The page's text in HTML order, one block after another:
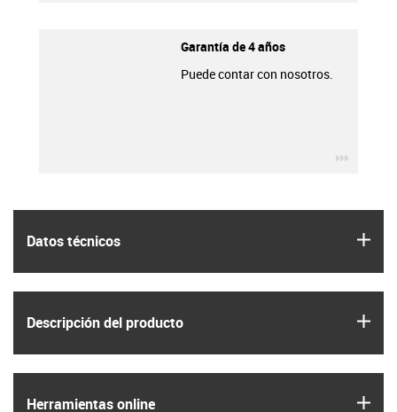
Datos técnicos
Descripción del producto
Herramientas online
Garantía de 4 años
Puede contar con nosotros.